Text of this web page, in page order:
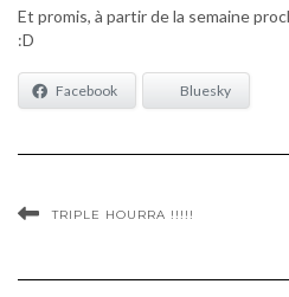
Et promis, à partir de la semaine
:D
Facebook Bluesky
TRIPLE HOURRA !!!!!